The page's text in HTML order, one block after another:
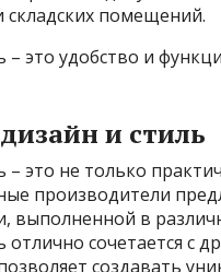
помещений.
– это удобство и
и стиль
– это не только
производители
выполненной в
отлично сочетается с
создавать